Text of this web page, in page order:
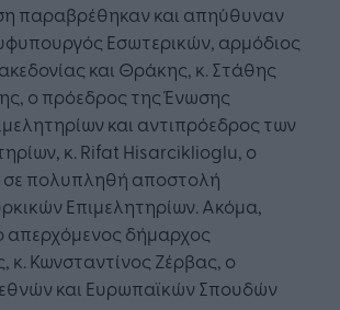
παραβρέθηκαν και απηύθυναν
Εσωτερικών, αρμόδιος
και Θράκης, κ. Στάθης
ο πρόεδρος της Ένωσης
και αντιπρόεδρος των
κ. Rifat Hisarciklioglu, ο
σε πολυπληθή αποστολή
Επιμελητηρίων. Ακόμα,
απερχόμενος δήμαρχος
κ. Κωνσταντίνος Ζέρβας, ο
και Ευρωπαϊκών Σπουδών